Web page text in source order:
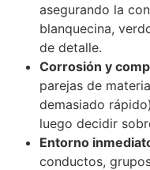
asegurando la
blanquecina,
de detalle.
Corrosión y
parejas de
demasiado
luego decidir
Entorno
conductos,